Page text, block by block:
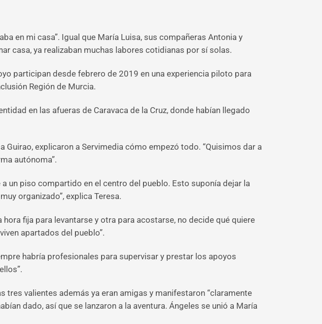
en mi casa”. Igual que María Luisa, sus compañeras Antonia y
casa, ya realizaban muchas labores cotidianas por sí solas.
participan desde febrero de 2019 en una experiencia piloto para
Región de Murcia.
en las afueras de Caravaca de la Cruz, donde habían llegado
explicaron a Servimedia cómo empezó todo. “Quisimos dar a
autónoma”.
un piso compartido en el centro del pueblo. Esto suponía dejar la
organizado”, explica Teresa.
fija para levantarse y otra para acostarse, no decide qué quiere
apartados del pueblo”.
habría profesionales para supervisar y prestar los apoyos
valientes además ya eran amigas y manifestaron “claramente
dado, así que se lanzaron a la aventura. Ángeles se unió a María